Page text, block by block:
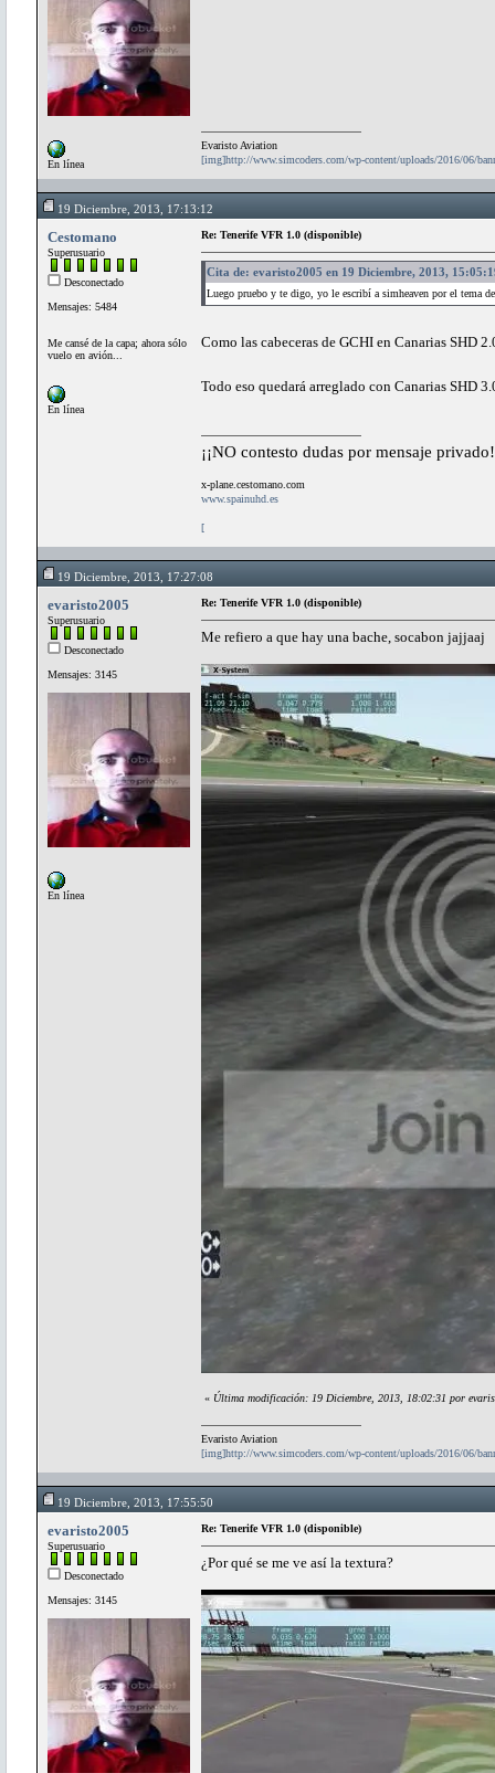
En línea
Evaristo Aviation
[img]http://www.simcoders.com/wp-content/uploads/2016/06/
19 Diciembre, 2013, 17:13:12
Cestomano
Superusuario
Desconectado
Mensajes: 5484
Me cansé de la capa; ahora sólo
vuelo en avión...
En línea
Re: Tenerife VFR 1.0 (disponible)
Cita de: evaristo2005 en 19 Diciembre, 2013,
Luego pruebo y te digo, yo le escribí a simheaven por el tema
Como las cabeceras de GCHI en Canarias SHD
Todo eso quedará arreglado con Canarias SHD
¡¡NO contesto dudas por mensaje
x-plane.cestomano.com
www.spainuhd.es
[
19 Diciembre, 2013, 17:27:08
evaristo2005
Superusuario
Desconectado
Mensajes: 3145
En línea
Re: Tenerife VFR 1.0 (disponible)
Me refiero a que hay una bache, socabon jajjaaj
« Última modificación: 19 Diciembre, 2013, 18:02:31 por
Evaristo Aviation
[img]http://www.simcoders.com/wp-content/uploads/2016/06/
19 Diciembre, 2013, 17:55:50
evaristo2005
Superusuario
Desconectado
Mensajes: 3145
Re: Tenerife VFR 1.0 (disponible)
¿Por qué se me ve así la textura?